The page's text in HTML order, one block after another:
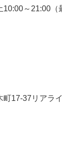
10:00～21:00
町17‐37リアラ